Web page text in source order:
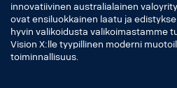
innovatiivinen australialainen
ovat ensiluokkainen laatu ja
hyvin valikoidusta valikoimastamme
Vision X:lle tyypillinen moderni
toiminnallisuus.